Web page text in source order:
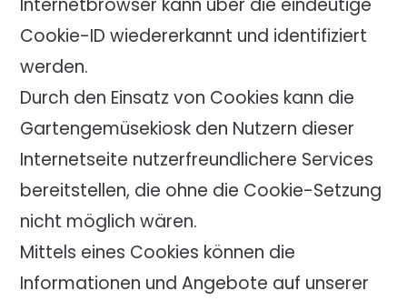
Internetbrowser kann über die eindeutige
Cookie-ID wiedererkannt und identifiziert
werden.
Durch den Einsatz von Cookies kann die
Gartengemüsekiosk den Nutzern dieser
Internetseite nutzerfreundlichere Services
bereitstellen, die ohne die Cookie-Setzung
nicht möglich wären.
Mittels eines Cookies können die
Informationen und Angebote auf unserer